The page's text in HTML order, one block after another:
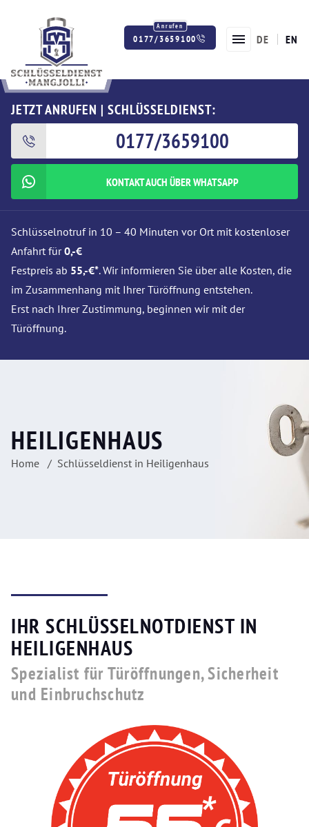
0177/3659100 DE EN
JETZT ANRUFEN | SCHLÜSSELDIENST:
0177/3659100
KONTAKT AUCH ÜBER WHATSAPP
Schlüsselnotruf in 10 – 40 Minuten vor Ort mit kostenloser
Anfahrt für0,-€
Festpreis ab 55,-€*. Wir informieren Sie über alle Kosten, die
im Zusammenhang mit Ihrer Türöffnung entstehen.
Erst nach Ihrer Zustimmung, beginnen wir mit der
Türöffnung.
HEILIGENHAUS
Home Schlüsseldienst in Heiligenhaus
IHR SCHLÜSSELNOTDIENST IN
HEILIGENHAUS
Spezialist für Türöffnungen, Sicherheit
und Einbruchschutz